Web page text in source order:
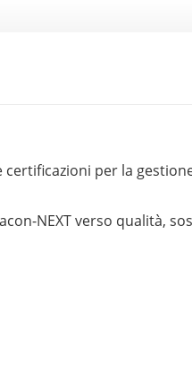
per la
NEXT verso qualità,